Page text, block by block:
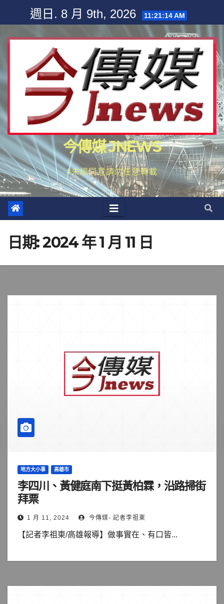
content
週日. 8 月 9th, 2026 11:21:16 AM
今傳媒 JNEWS
#未經同意請勿任意轉載
日期:2024 年 1 月 11 日
地方大小事 高雄市
李四川、黃健庭南下挺黃柏霖，沿路掃街
拜票
1 月 11, 2024 今傳媒- 記者李祖東
【記者李祖東/高雄報導】做事實在、有口皆...